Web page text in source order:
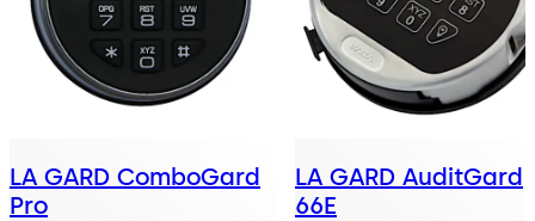
LA GARD ComboGard
Pro
LA GARD AuditGard
66E